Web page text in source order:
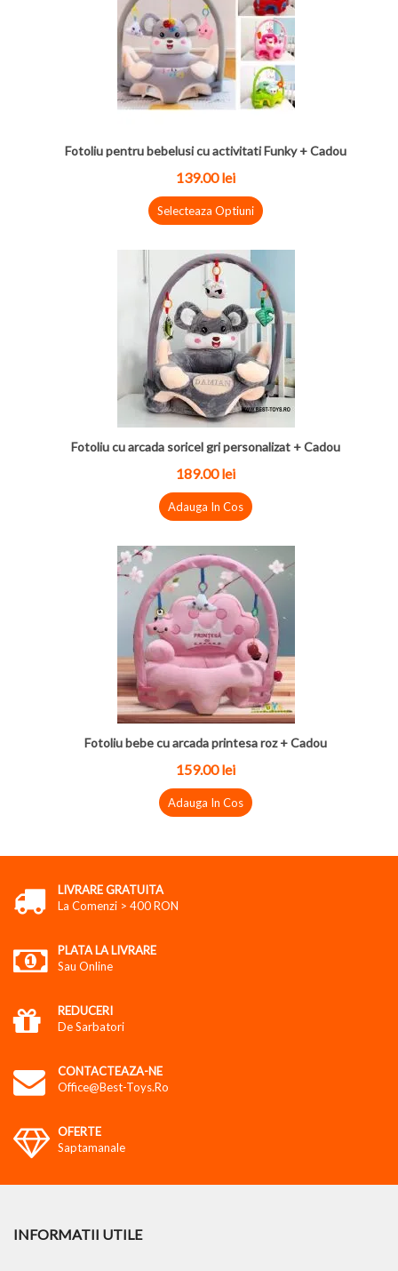
Fotoliu pentru bebelusi cu activitati Funky + Cadou
139.00 lei
Selecteaza Optiuni
Fotoliu cu arcada soricel gri personalizat + Cadou
189.00 lei
Adauga In Cos
Fotoliu bebe cu arcada printesa roz + Cadou
159.00 lei
Adauga In Cos
LIVRARE GRATUITA
La Comenzi > 400 RON
PLATA LA LIVRARE
Sau Online
REDUCERI
De Sarbatori
CONTACTEAZA-NE
Office@best-Toys.ro
OFERTE
Saptamanale
INFORMATII UTILE